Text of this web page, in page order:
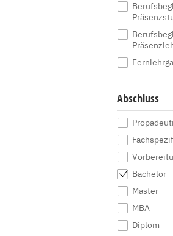
Abschluss
Bachelor
Master
MBA
Diplom